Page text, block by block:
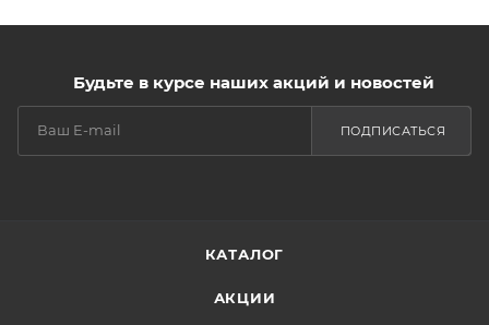
Будьте в курсе наших акций и новостей
ПОДПИСАТЬСЯ
КАТАЛОГ
АКЦИИ